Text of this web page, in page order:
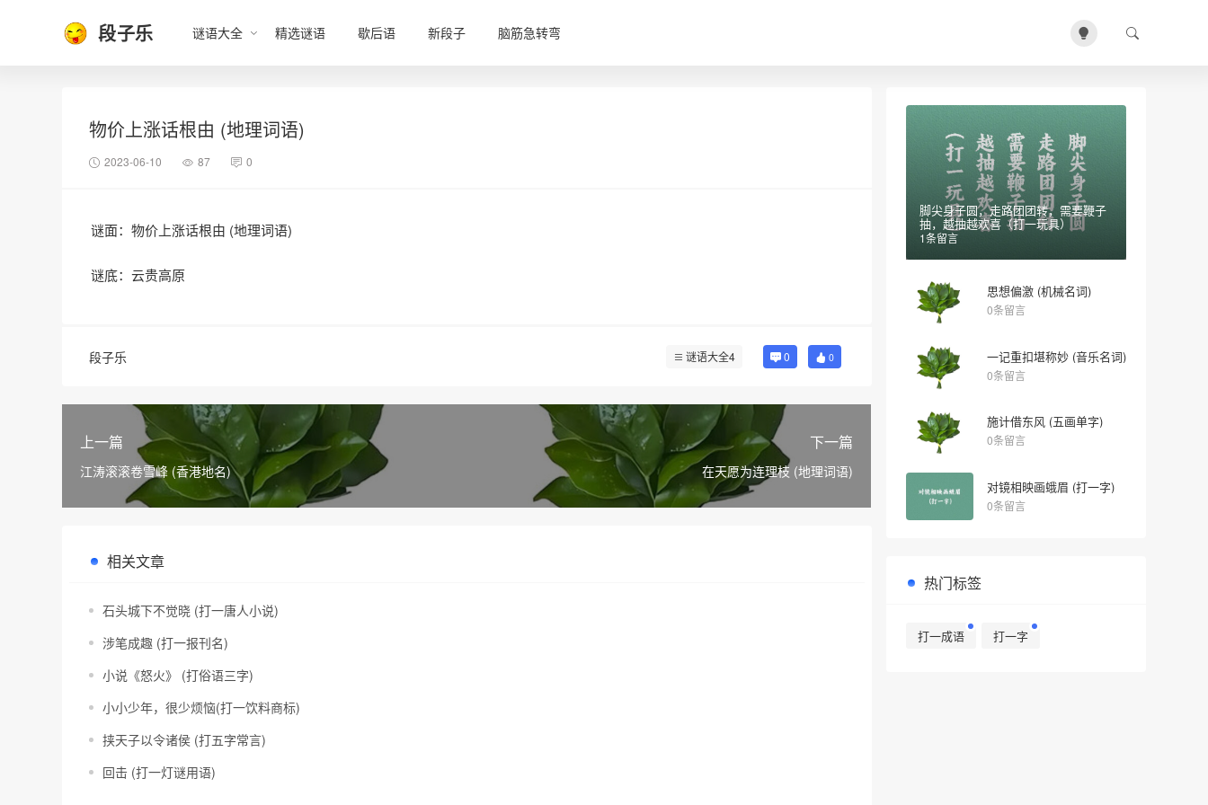
段子乐 谜语大全 精选谜语 歇后语 新段子 脑筋急转弯
物价上涨话根由 (地理词语)
2023-06-10 87 0
谜面：物价上涨话根由 (地理词语)
谜底：云贵高原
段子乐 谜语大全4 0 0
上一篇
江涛滚滚卷雪峰 (香港地名)
下一篇
在天愿为连理枝 (地理词语)
相关文章
石头城下不觉晓 (打一唐人小说)
涉笔成趣 (打一报刊名)
小说《怒火》 (打俗语三字)
小小少年，很少烦恼(打一饮料商标)
挟天子以令诸侯 (打五字常言)
回击 (打一灯谜用语)
脚尖身子圆，走路团团转，需要鞭子
抽，越抽越欢喜（打一玩具）
1条留言
思想偏激 (机械名词)
0条留言
一记重扣堪称妙 (音乐名词)
0条留言
施计借东风 (五画单字)
0条留言
对镜相映画蛾眉 (打一字)
0条留言
热门标签
打一成语 打一字